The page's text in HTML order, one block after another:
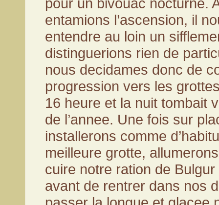
entamions l’ascension, il
entendre au loin un
distinguerions rien de
nous decidames donc de
progression vers les
16 heure et la nuit tombait
de l’annee. Une fois sur
installerons comme
meilleure grotte,
cuire notre ration de
avant de rentrer dans nos